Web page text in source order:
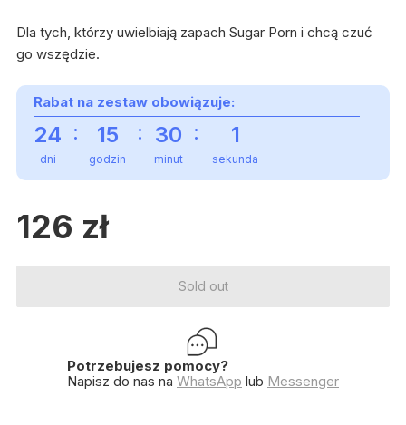
Dla tych, którzy uwielbiają zapach Sugar Porn i chcą czuć
go wszędzie.
Rabat na zestaw obowiązuje:
24
dni
: 15
godzin
: 30
minut
: 0
sekund
126 zł
Sold out
Potrzebujesz pomocy?
Napisz do nas na WhatsApp lub Messenger